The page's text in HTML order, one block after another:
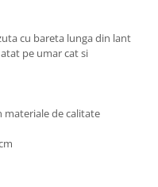
cu bareta lunga din lant
pe umar cat si
materiale de calitate